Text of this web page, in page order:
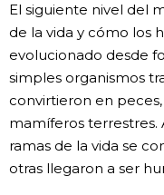
El siguiente nivel del
de la vida y cómo los
evolucionado desde
simples organismos
convirtieron en
mamíferos terrestres.
ramas de la vida se
otras llegaron a ser